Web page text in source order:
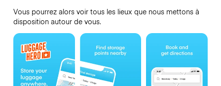
Vous pourrez alors voir tous les lieux que nous mettons à
disposition autour de vous.